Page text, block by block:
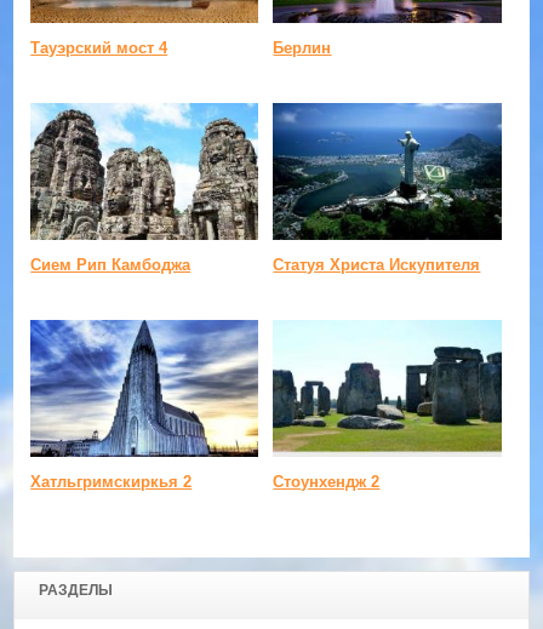
РАЗДЕЛЫ
Тауэрский мост 4 Берлин
Сием Рип Камбоджа Статуя Христа Искупителя
Хатльгримскиркья 2 Стоунхендж 2